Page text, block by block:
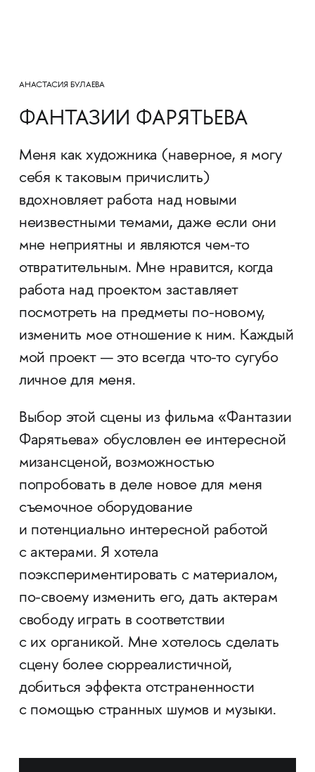
АНАСТАСИЯ БУЛАЕВА
ФАНТАЗИИ ФАРЯТЬЕВА
Меня как художника (наверное, я могу
себя к таковым причислить)
вдохновляет работа над новыми
неизвестными темами, даже если они
мне неприятны и являются чем-то
отвратительным. Мне нравится, когда
работа над проектом заставляет
посмотреть на предметы по-новому,
изменить мое отношение к ним. Каждый
мой проект — это всегда что-то сугубо
личное для меня.
Выбор этой сцены из фильма «Фантазии
Фарятьева» обусловлен ее интересной
мизансценой, возможностью
попробовать в деле новое для меня
съемочное оборудование
и потенциально интересной работой
с актерами. Я хотела
поэкспериментировать с материалом,
по-своему изменить его, дать актерам
свободу играть в соответствии
с их органикой. Мне хотелось сделать
сцену более сюрреалистичной,
добиться эффекта отстраненности
с помощью странных шумов и музыки.